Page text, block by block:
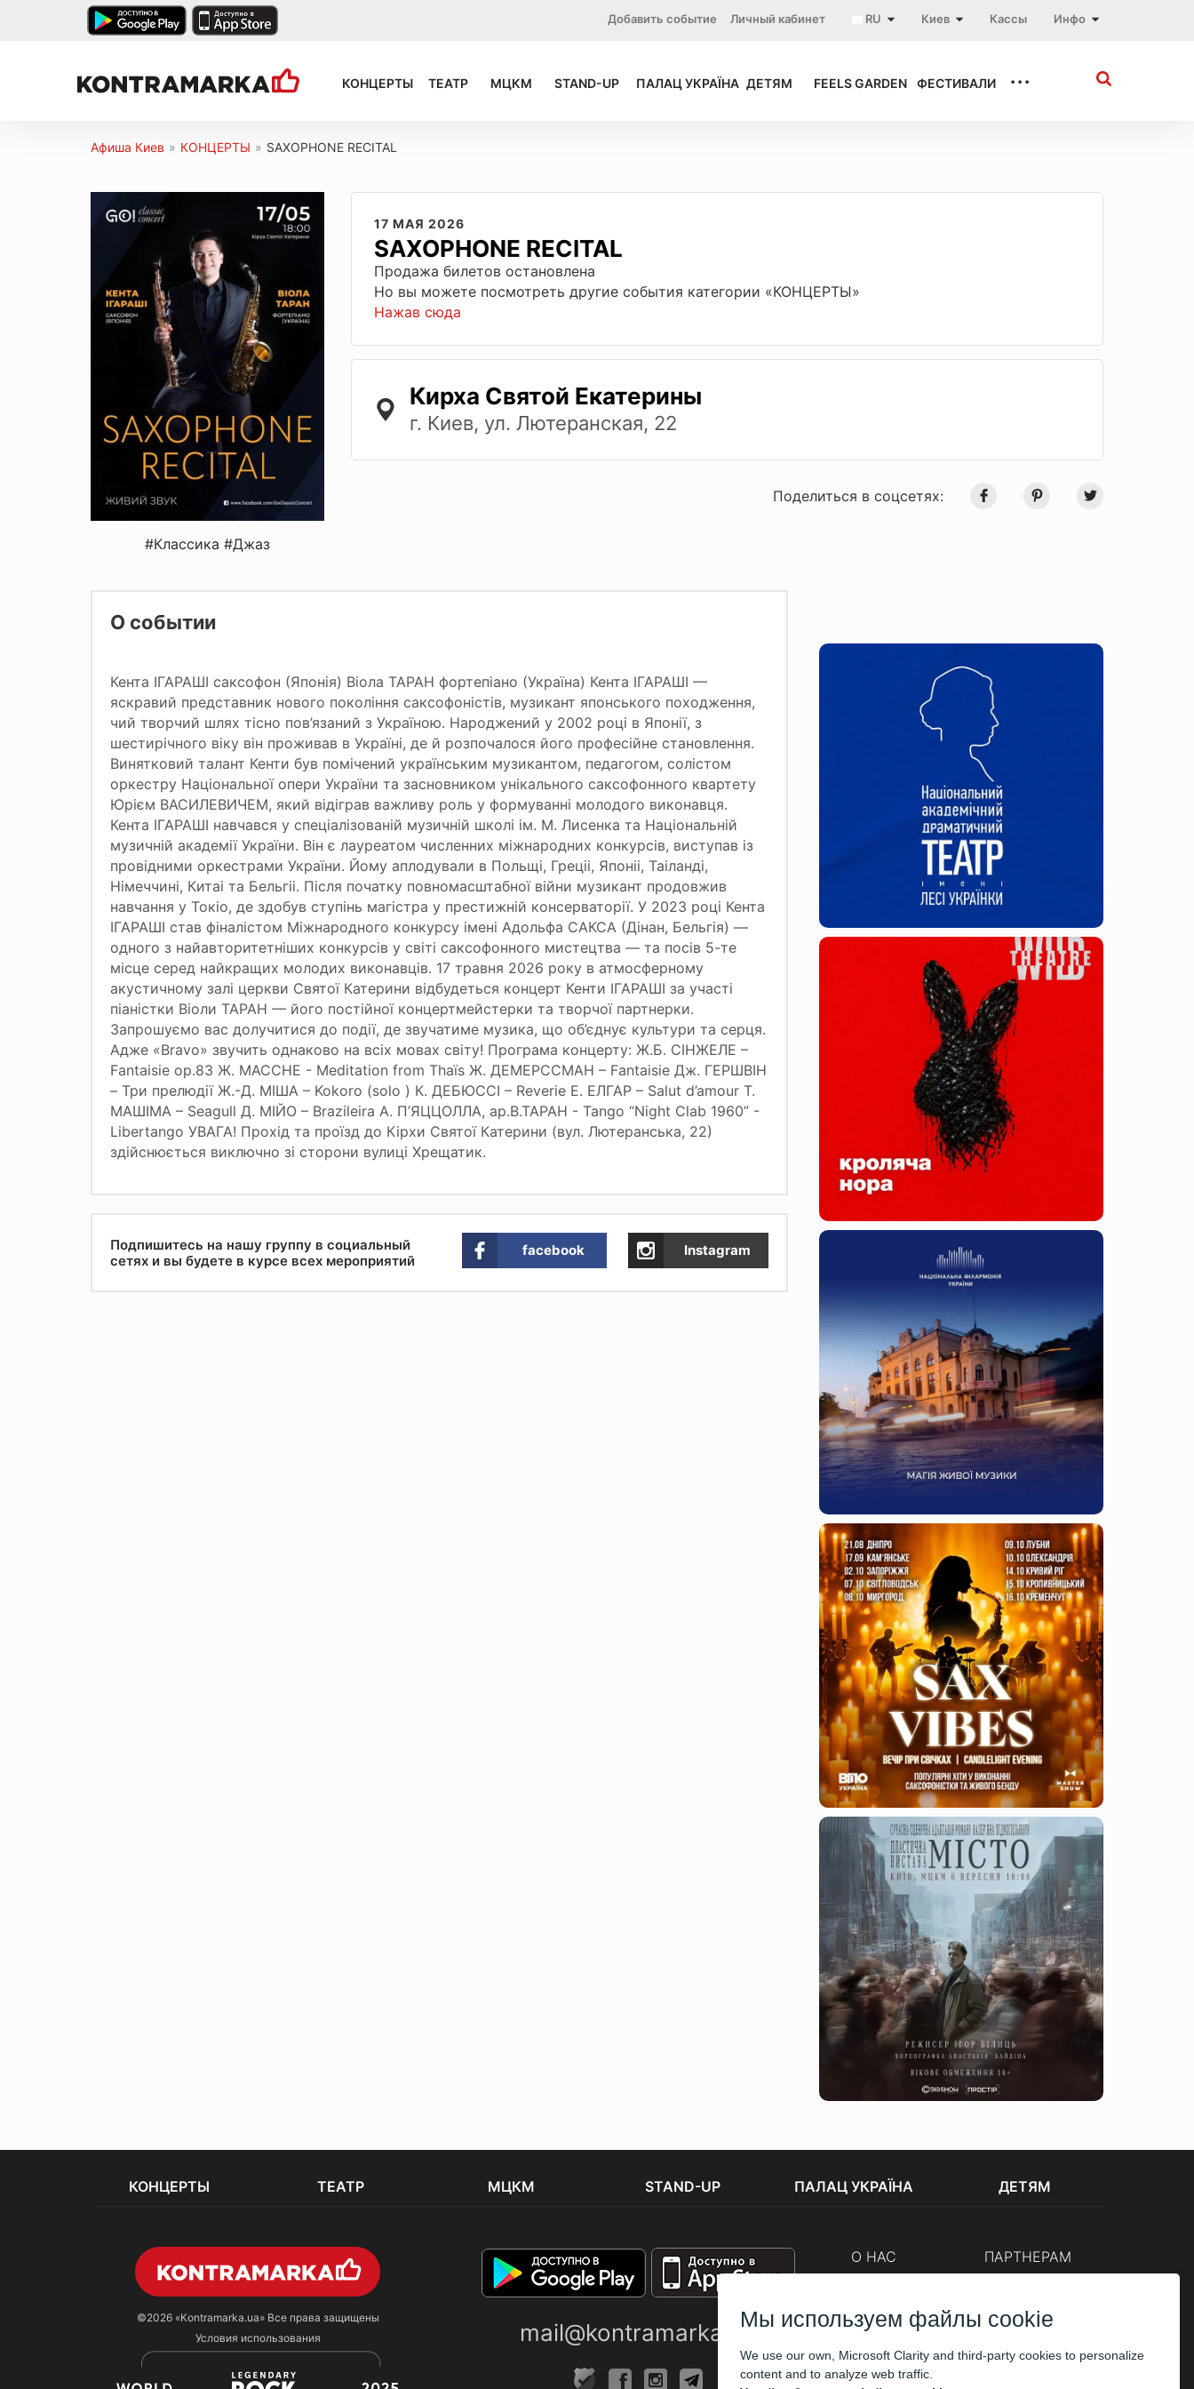
Инфо
Кассы
Киев
RU
Личный кабинет
Добавить событие
КОНЦЕРТЫ ТЕАТР МЦКМ STAND-UP ПАЛАЦ УКРАЇНА ДЕТЯМ FEELS GARDEN ФЕСТИВАЛИ ...
Афиша Киев » КОНЦЕРТЫ » SAXOPHONE RECITAL
#Классика #Джаз
17 МАЯ 2026
SAXOPHONE RECITAL
Продажа билетов остановлена
Но вы можете посмотреть другие события категории «КОНЦЕРТЫ»
Нажав сюда
Кирха Святой Екатерины
г. Киев, ул. Лютеранская, 22
Поделиться в соцсетях:
О событии
Кента ІГАРАШІ саксофон (Японія) Віола ТАРАН фортепіано (Україна) Кента ІГАРАШІ —
яскравий представник нового покоління саксофоністів, музикант японського походження,
чий творчий шлях тісно пов’язаний з Україною. Народжений у 2002 році в Японії, з
шестирічного віку він проживав в Україні, де й розпочалося його професійне становлення.
Винятковий талант Кенти був помічений українським музикантом, педагогом, солістом
оркестру Національної опери України та засновником унікального саксофонного квартету
Юрієм ВАСИЛЕВИЧЕМ, який відіграв важливу роль у формуванні молодого виконавця.
Кента ІГАРАШІ навчався у спеціалізованій музичній школі ім. М. Лисенка та Національній
музичній академії України. Він є лауреатом численних міжнародних конкурсів, виступав із
провідними оркестрами України. Йому аплодували в Польщі, Греціі, Японіі, Таіланді,
Німеччині, Китаі та Бельгіі. Після початку повномасштабної війни музикант продовжив
навчання у Токіо, де здобув ступінь магістра у престижній консерваторії. У 2023 році Кента
ІГАРАШІ став фіналістом Міжнародного конкурсу імені Адольфа САКСА (Дінан, Бельгія) —
одного з найавторитетніших конкурсів у світі саксофонного мистецтва — та посів 5-те
місце серед найкращих молодих виконавців. 17 травня 2026 року в атмосферному
акустичному залі церкви Святої Катерини відбудеться концерт Кенти ІГАРАШІ за участі
піаністки Віоли ТАРАН — його постійної концертмейстерки та творчої партнерки.
Запрошуємо вас долучитися до події, де звучатиме музика, що об’єднує культури та серця.
Адже «Bravo» звучить однаково на всіх мовах світу! Програма концерту: Ж.Б. СІНЖЕЛЕ –
Fantaisie op.83 Ж. МАССНЕ - Meditation from Thaїs Ж. ДЕМЕРССМАН – Fantaisie Дж. ГЕРШВІН
– Три прелюдії Ж.-Д. МІША – Kokoro (solo ) К. ДЕБЮССІ – Reverie Е. ЕЛГАР – Salut d’amour Т.
МАШІМА – Seagull Д. МІЙО – Brazileira А. П’ЯЦЦОЛЛА, ар.В.ТАРАН - Tango “Night Clab 1960” -
Libertango УВАГА! Прохід та проїзд до Кірхи Святої Катерини (вул. Лютеранська, 22)
здійснюється виключно зі сторони вулиці Хрещатик.
Подпишитесь на нашу группу в социальный
сетях и вы будете в курсе всех мероприятий
facebook Instagram
КОНЦЕРТЫ ТЕАТР МЦКМ STAND-UP ПАЛАЦ УКРАЇНА ДЕТЯМ
©2026 «Kontramarka.ua»Все права защищены
Условия использования
mail@kontramarka.ua
О НАС ПАРТНЕРАМ
Корпоративным клиентам
Мы используем файлы cookie
We use our own, Microsoft Clarity and third-party cookies to personalize
content and to analyze web traffic.